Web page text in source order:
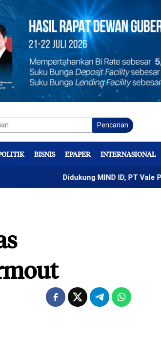
Pencarian
BISNIS EPAPER INTERNASIONAL
Didukung MIND ID, PT Vale Percepat